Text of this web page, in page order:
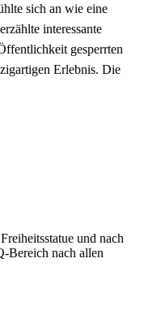
sich an wie eine
interessante
gesperrten
Erlebnis. Die
und nach
Bereich nach allen